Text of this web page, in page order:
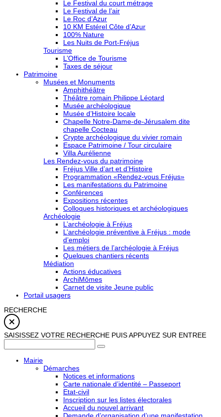
Le Festival du court métrage
Le Festival de l’air
Le Roc d’Azur
10 KM Estérel Côte d’Azur
100% Nature
Les Nuits de Port-Fréjus
Tourisme
L’Office de Tourisme
Taxes de séjour
Patrimoine
Musées et Monuments
Amphithéâtre
Théâtre romain Philippe Léotard
Musée archéologique
Musée d’Histoire locale
Chapelle Notre-Dame-de-Jérusalem dite
chapelle Cocteau
Crypte archéologique du vivier romain
Espace Patrimoine / Tour circulaire
Villa Aurélienne
Les Rendez-vous du patrimoine
Fréjus Ville d’art et d’Histoire
Programmation «Rendez-vous Fréjus»
Les manifestations du Patrimoine
Conférences
Expositions récentes
Colloques historiques et archéologiques
Archéologie
L’archéologie à Fréjus
L’archéologie préventive à Fréjus : mode
d’emploi
Les métiers de l’archéologie à Fréjus
Quelques chantiers récents
Médiation
Actions éducatives
ArchiMômes
Carnet de visite Jeune public
Portail usagers
RECHERCHE
SAISISSEZ VOTRE RECHERCHE PUIS APPUYEZ SUR ENTREE
Mairie
Démarches
Notices et informations
Carte nationale d’identité – Passeport
Etat-civil
Inscription sur les listes électorales
Accueil du nouvel arrivant